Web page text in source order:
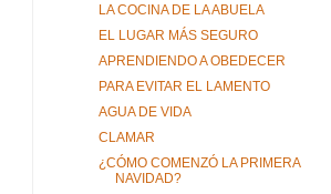
LA COCINA DE LA ABUELA
EL LUGAR MÁS SEGURO
APRENDIENDO A OBEDECER
PARA EVITAR EL LAMENTO
AGUA DE VIDA
CLAMAR
¿CÓMO COMENZÓ LA PRIMERA
NAVIDAD?